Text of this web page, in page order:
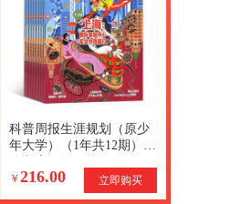
科普周报生涯规划（原少
年大学）（1年共12期）
￥ 216.00 立即购买